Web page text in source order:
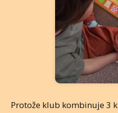
Protože klub kombinuje 3